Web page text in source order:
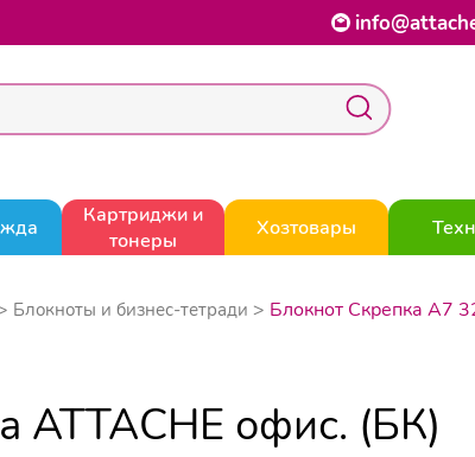
Картриджи и
тонеры
Хозтовары
Блокноты и бизнес-тетради
Блокнот Скрепка А7
ATTACHE офис. (БК)